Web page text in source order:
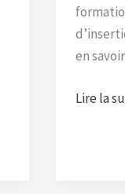
en
Lire la